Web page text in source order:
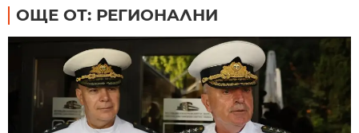
ОЩЕ ОТ: РЕГИОНАЛНИ